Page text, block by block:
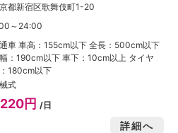
都新宿区歌舞伎町1-20
～24:00
車 車高：155cm以下 全長：500cm以下
：190cm以下 車下：10cm以上 タイヤ
180cm以下
式
円/日
詳細へ